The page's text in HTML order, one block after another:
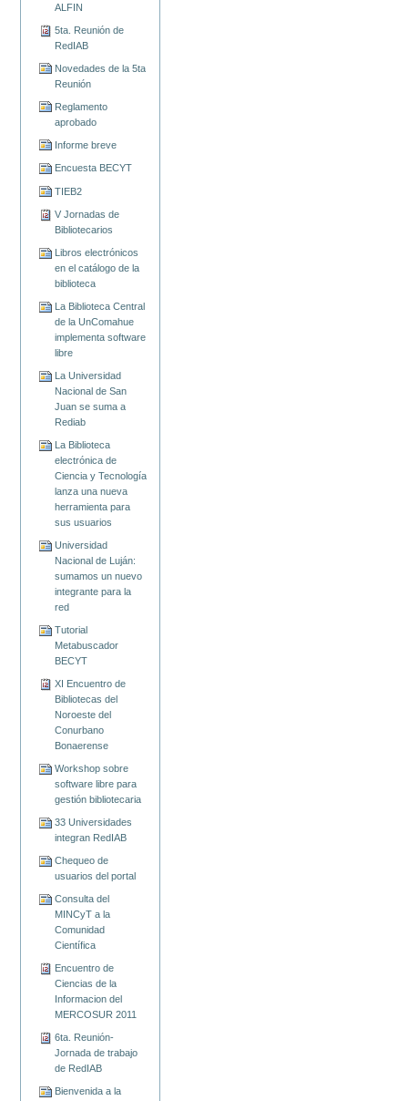
ALFIN
5ta. Reunión de
RedIAB
Novedades de la 5ta
Reunión
Reglamento
aprobado
Informe breve
Encuesta BECYT
TIEB2
V Jornadas de
Bibliotecarios
Libros electrónicos
en el catálogo de la
biblioteca
La Biblioteca Central
de la UnComahue
implementa software
libre
La Universidad
Nacional de San
Juan se suma a
Rediab
La Biblioteca
electrónica de
Ciencia y Tecnología
lanza una nueva
herramienta para
sus usuarios
Universidad
Nacional de Luján:
sumamos un nuevo
integrante para la
red
Tutorial
Metabuscador
BECYT
XI Encuentro de
Bibliotecas del
Noroeste del
Conurbano
Bonaerense
Workshop sobre
software libre para
gestión bibliotecaria
33 Universidades
integran RedIAB
Chequeo de
usuarios del portal
Consulta del
MINCyT a la
Comunidad
Científica
Encuentro de
Ciencias de la
Informacion del
MERCOSUR 2011
6ta. Reunión-
Jornada de trabajo
de RedIAB
Bienvenida a la